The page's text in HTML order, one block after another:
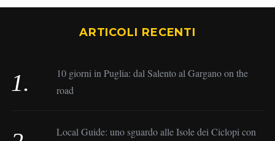
ARTICOLI RECENTI
10 giorni in Puglia: dal Salento al Gargano on the
road
Local Guide: uno sguardo alle Isole dei Ciclopi con